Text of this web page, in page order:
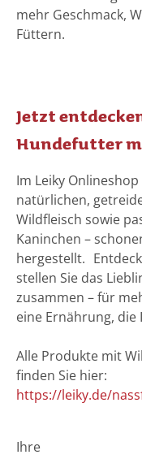
mehr Geschmack,
Füttern.
Jetzt
Hundefutter
Im Leiky
natürlichen,
Wildfleisch sowie
Kaninchen –
hergestellt.
stellen Sie das
zusammen – für
eine Ernährung,
Alle Produkte mit
finden Sie hier:
https://leiky.de/
Ihre